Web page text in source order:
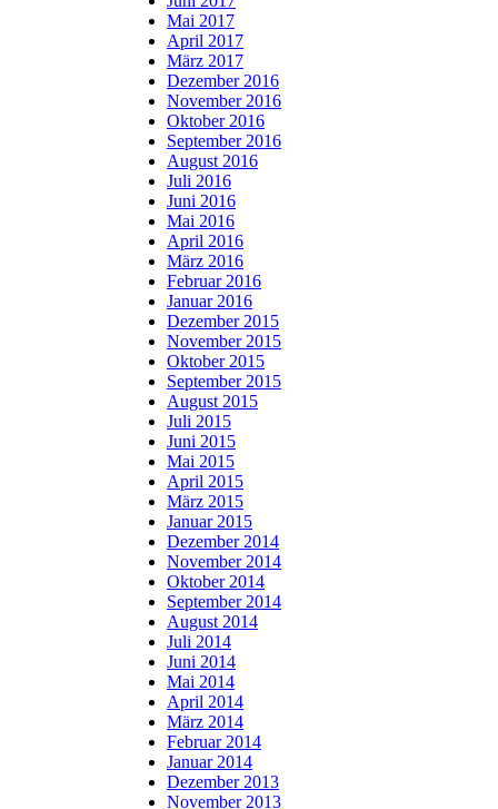
Mai 2017
April 2017
März 2017
Dezember 2016
November 2016
Oktober 2016
September 2016
August 2016
Juli 2016
Juni 2016
Mai 2016
April 2016
März 2016
Februar 2016
Januar 2016
Dezember 2015
November 2015
Oktober 2015
September 2015
August 2015
Juli 2015
Juni 2015
Mai 2015
April 2015
März 2015
Januar 2015
Dezember 2014
November 2014
Oktober 2014
September 2014
August 2014
Juli 2014
Juni 2014
Mai 2014
April 2014
März 2014
Februar 2014
Januar 2014
Dezember 2013
November 2013